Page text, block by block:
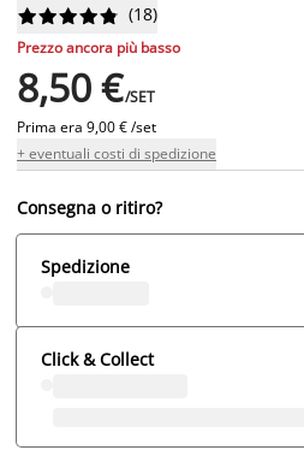





 (18)
Prezzo ancora più basso
8,50 €/SET
Prima era 9,00 € /set
+ eventuali costi di spedizione
Consegna o ritiro?
Spedizione
Click & Collect